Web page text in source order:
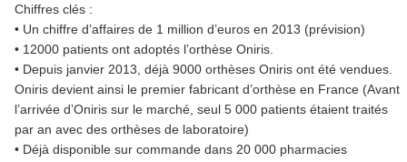
Chiffres clés :
• Un chiffre d’affaires de 1 million d’euros en 2013 (prévision)
• 12000 patients ont adoptés l’orthèse Oniris.
• Depuis janvier 2013, déjà 9000 orthèses Oniris ont été vendues.
Oniris devient ainsi le premier fabricant d’orthèse en France (Avant
l’arrivée d’Oniris sur le marché, seul 5 000 patients étaient traités
par an avec des orthèses de laboratoire)
• Déjà disponible sur commande dans 20 000 pharmacies